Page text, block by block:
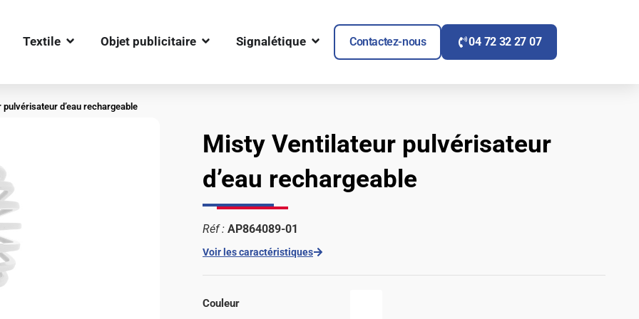
Textile OUVRIR TEXTILE
Objet publicitaire OUVRIR OBJET PUBLICITAIRE
Signalétique OUVRIR SIGNALÉTIQUE
Contactez-nous 04 72 32 27 07
d’eau rechargeable
Misty Ventilateur pulvérisateur
d’eau rechargeable
Réf : AP864089-01
Voir les caractéristiques
Couleur